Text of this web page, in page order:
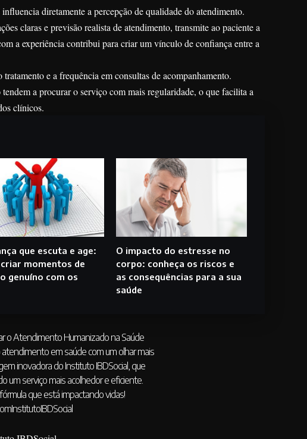
diretamente a percepção de qualidade do atendimento.
claras e previsão realista de atendimento, transmite ao paciente a
a experiência contribui para criar um vínculo de confiança entre a
e a frequência em consultas de acompanhamento.
a procurar o serviço com mais regularidade, o que facilita a
clínicos.
que escuta e age:
momentos de
genuíno com os
O impacto do estresse no
corpo: conheça os riscos e
as consequências para a sua
saúde
o Atendimento Humanizado na Saúde
em saúde com um olhar mais
inovadora do Instituto IBDSocial, que
um serviço mais acolhedor e eficiente.
que está impactando vidas!